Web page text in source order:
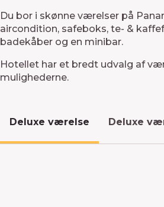
Du bor i skønne værelser på
aircondition, safeboks, te- &
badekåber og en minibar.
Hotellet har et bredt udvalg af
mulighederne.
Deluxe værelse Deluxe